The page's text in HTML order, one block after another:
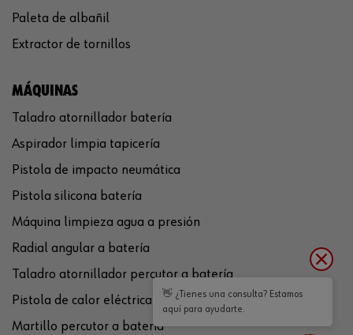
Paleta de albañil
Extractor de tornillos
MÁQUINAS
Taladro atornillador batería
Aspirador limpia tapicería
Pistola de impacto neumática
Pistola silicona batería
Máquina limpieza agua a presión
Radial angular a batería
Taladro atornillador percutor a batería
Pistola de calor eléctrica
Martillo percutor a batería
👋 ¿Tienes una consulta? Estamos
aquí para ayudarte.